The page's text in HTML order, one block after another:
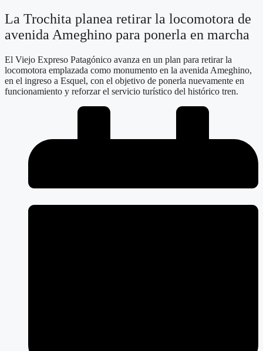
La Trochita planea retirar la locomotora de
avenida Ameghino para ponerla en marcha
El Viejo Expreso Patagónico avanza en un plan para retirar la
locomotora emplazada como monumento en la avenida Ameghino,
en el ingreso a Esquel, con el objetivo de ponerla nuevamente en
funcionamiento y reforzar el servicio turístico del histórico tren.